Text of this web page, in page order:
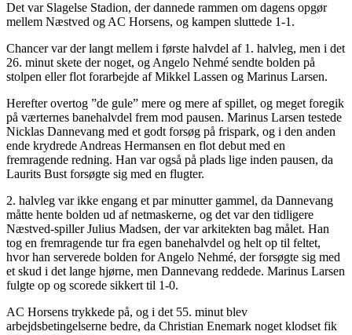
Det var Slagelse Stadion, der dannede rammen om dagens opgør
mellem Næstved og AC Horsens, og kampen sluttede 1-1.
Chancer var der langt mellem i første halvdel af 1. halvleg, men i det
26. minut skete der noget, og Angelo Nehmé sendte bolden på
stolpen eller flot forarbejde af Mikkel Lassen og Marinus Larsen.
Herefter overtog ”de gule” mere og mere af spillet, og meget foregik
på værternes banehalvdel frem mod pausen. Marinus Larsen testede
Nicklas Dannevang med et godt forsøg på frispark, og i den anden
ende krydrede Andreas Hermansen en flot debut med en
fremragende redning. Han var også på plads lige inden pausen, da
Laurits Bust forsøgte sig med en flugter.
2. halvleg var ikke engang et par minutter gammel, da Dannevang
måtte hente bolden ud af netmaskerne, og det var den tidligere
Næstved-spiller Julius Madsen, der var arkitekten bag målet. Han
tog en fremragende tur fra egen banehalvdel og helt op til feltet,
hvor han serverede bolden for Angelo Nehmé, der forsøgte sig med
et skud i det lange hjørne, men Dannevang reddede. Marinus Larsen
fulgte op og scorede sikkert til 1-0.
AC Horsens trykkede på, og i det 55. minut blev
arbejdsbetingelserne bedre, da Christian Enemark noget klodset fik